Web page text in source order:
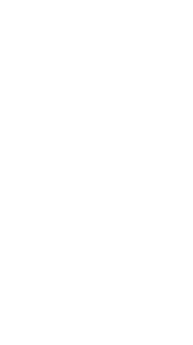
über Bauplätze, die
über rechtskräftige
im
zum neuen